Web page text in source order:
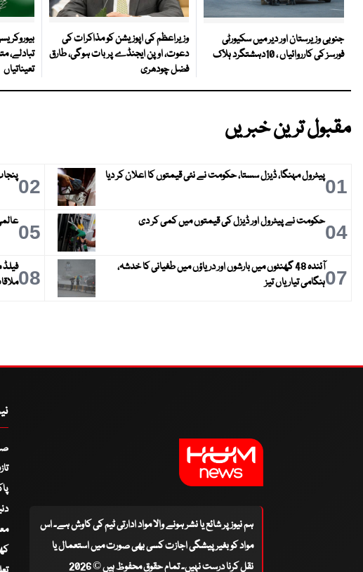
جنوبی وزیرستان اور دیر میں سکیورٹی
فورسز کی کارروائیاں ، 10دہشتگرد ہلاک
وزیراعظم کی اپوزیشن کو مذاکرات کی
دعوت، اوپن ایجنڈے پر بات ہوگی، طارق
فضل چودھری
تبادلے،
تعیناتیاں
مقبول ترین خبریں
01پیٹرول مہنگا، ڈیزل سستا، حکومت نے نئی قیمتوں کا اعلان کر دیا 02
04حکومت نے پیٹرول اور ڈیزل کی قیمتوں میں کمی کر دی 05
07
آئندہ 48 گھنٹوں میں بارشوں اور دریاؤں میں طغیانی کا خدشہ،
ہنگامی تیاریاں تیز
08
ہم نیوز پر شائع یا نشر ہونے والا مواد ادارتی ٹیم کی کاوش ہے۔ اس
مواد کو بغیر پیشگی اجازت کسی بھی صورت میں استعمال یا
نقل کرنا درست نہیں۔ تمام حقوق محفوظ ہیں © 2026